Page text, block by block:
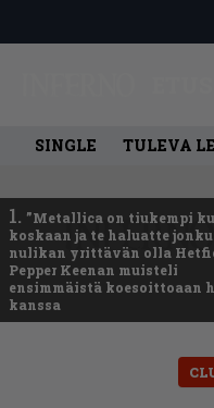
SINGLE TULEVA
1. ”Metallica on tiukempi
koskaan ja te haluatte
nulikan yrittävän olla
Pepper Keenan muisteli
ensimmäistä koesoittoaan
kanssa